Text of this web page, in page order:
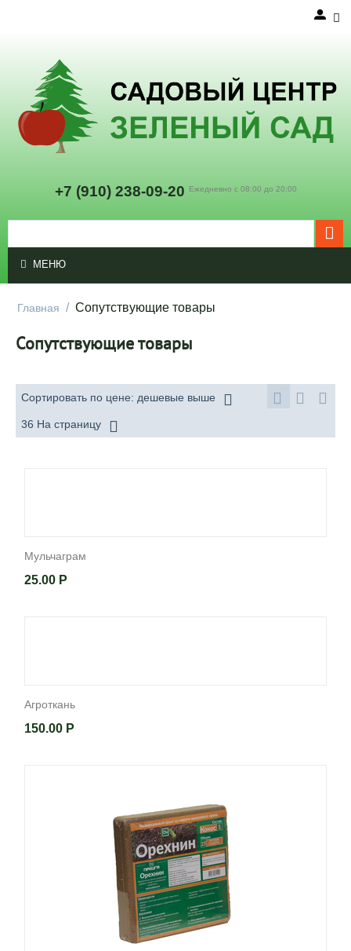
+7 (910) 238-09-20 Ежедневно с 08:00 до 20:00
МЕНЮ
Главная / Сопутствующие товары
Сопутствующие товары
Сортировать по цене: дешевые выше
36 На страницу
Мульчаграм
25.00 Р
Агроткань
150.00 Р